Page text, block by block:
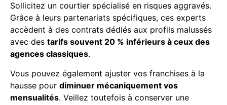
Sollicitez un courtier spécialisé en risques aggravés.
Grâce à leurs partenariats spécifiques, ces experts
accèdent à des contrats dédiés aux profils malussés
avec des tarifs souvent 20 % inférieurs à ceux des
agences classiques.
Vous pouvez également ajuster vos franchises à la
hausse pour diminuer mécaniquement vos
mensualités. Veillez toutefois à conserver une